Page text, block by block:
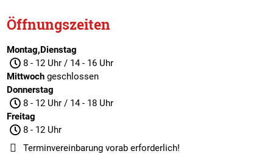
Öffnungszeiten
Montag,Dienstag
8 - 12 Uhr / 14 - 16 Uhr
Mittwochgeschlossen
Donnerstag
8 - 12 Uhr / 14 - 18 Uhr
Freitag
8 - 12 Uhr
Terminvereinbarungvorab erforderlich!